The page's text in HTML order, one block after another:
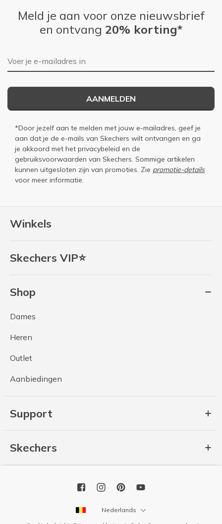
Winkels
Skechers VIP⭐
Shop
Dames
Heren
Outlet
Aanbiedingen
Support
Skechers
Meld je aan voor onze nieuwsbrief
en ontvang 20% korting*
E-mailadres
AANMELDEN
*Door jezelf aan te melden met jouw e-mailadres, geef je
aan dat je de e-mails van Skechers wilt ontvangen en ga
je akkoord met het privacybeleid en de
gebruiksvoorwaarden van Skechers. Sommige artikelen
kunnen uitgesloten zijn van promoties. Zie promotie-details
voor meer informatie.
Nederlands